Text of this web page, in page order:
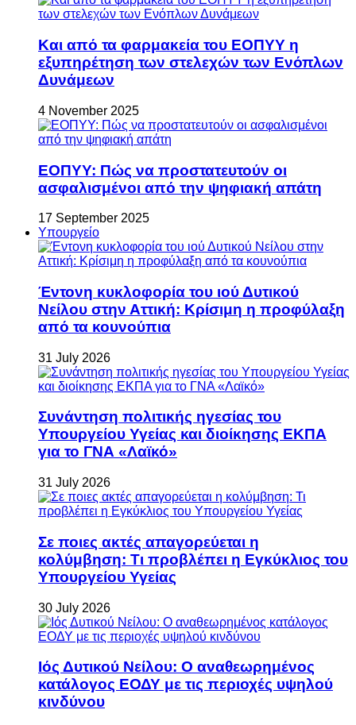
Και από τα φαρμακεία του ΕΟΠΥΥ η
εξυπηρέτηση των στελεχών των Ενόπλων
Δυνάμεων
4 November 2025
ΕΟΠΥΥ: Πώς να προστατευτούν οι
ασφαλισμένοι από την ψηφιακή απάτη
17 September 2025
Υπουργείο
Έντονη κυκλοφορία του ιού Δυτικού
Νείλου στην Αττική: Κρίσιμη η προφύλαξη
από τα κουνούπια
31 July 2026
Συνάντηση πολιτικής ηγεσίας του
Υπουργείου Υγείας και διοίκησης ΕΚΠΑ
για το ΓΝΑ «Λαϊκό»
31 July 2026
Σε ποιες ακτές απαγορεύεται η
κολύμβηση: Τι προβλέπει η Εγκύκλιος του
Υπουργείου Υγείας
30 July 2026
Ιός Δυτικού Νείλου: Ο αναθεωρημένος
κατάλογος ΕΟΔΥ με τις περιοχές υψηλού
κινδύνου